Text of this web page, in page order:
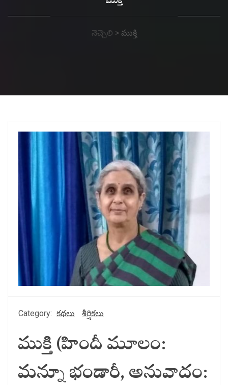
నెచ్చెలి > ముక్తి
Category: కథలు శీర్షికలు
ముక్తి (హిందీ మూలం:
మన్నూ భండారీ, అనువాదం: